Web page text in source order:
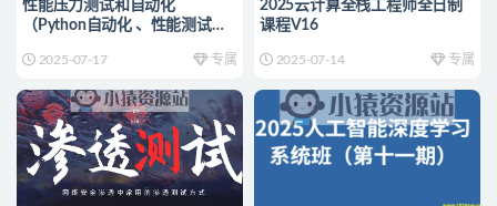
性能压力测试和自动化
（Python自动化 、性能测试
2025-07-17 专属
2025云计算全栈工程师全日制
课程V16
2025-07-14 专属